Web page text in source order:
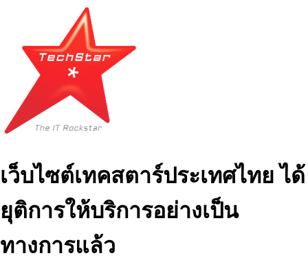
เว็บไซต์เทคสตาร์ประเทศไทย ได้
ยุติการให้บริการอย่างเป็น
ทางการแล้ว